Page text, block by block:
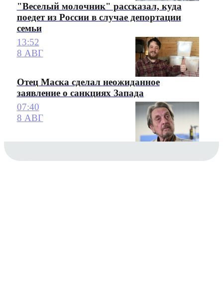
"Веселый молочник" рассказал, куда
поедет из России в случае депортации
семьи
13:52
8 АВГ
Отец Маска сделал неожиданное
заявление о санкциях Запада
07:40
8 АВГ